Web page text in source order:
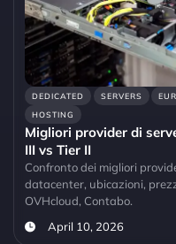
DEDICATED SERVERS
HOSTING
Migliori provider di
III vs Tier II
Confronto dei migliori
datacenter, ubicazioni,
OVHcloud, Contabo.
April 10, 2026